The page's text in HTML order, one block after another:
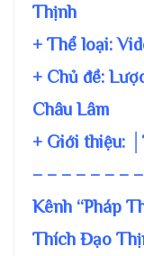
Thịnh
+ Thể loại:
+ Chủ đề:
Châu Lâm
+ Giới thiệu:
– – – – – – –
Kênh “Pháp
Thích Đạo